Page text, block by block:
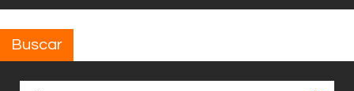
Buscar